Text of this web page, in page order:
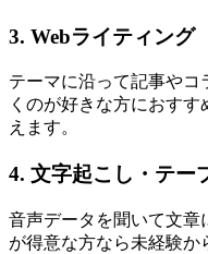
3. Webライティング
テーマに沿って記事や
くのが好きな方におす
えます。
4. 文字起こし・テー
音声データを聞いて文章
が得意な方なら未経験